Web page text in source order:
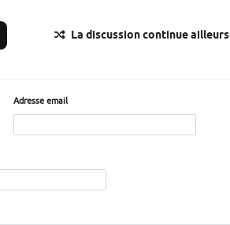
La discussion continue ailleurs
Adresse email